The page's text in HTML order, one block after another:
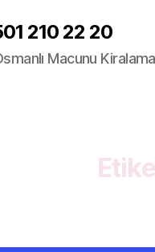
210 22 20
Macunu